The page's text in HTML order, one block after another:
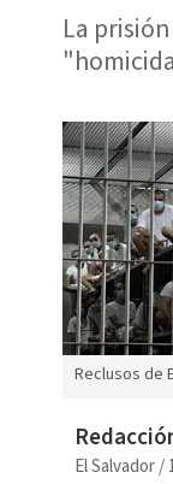
La
Reclusos de
El Salvador/